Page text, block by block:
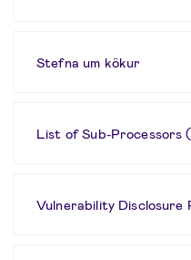
Stefna um kökur
List of Sub-Processors
Vulnerability Disclosure